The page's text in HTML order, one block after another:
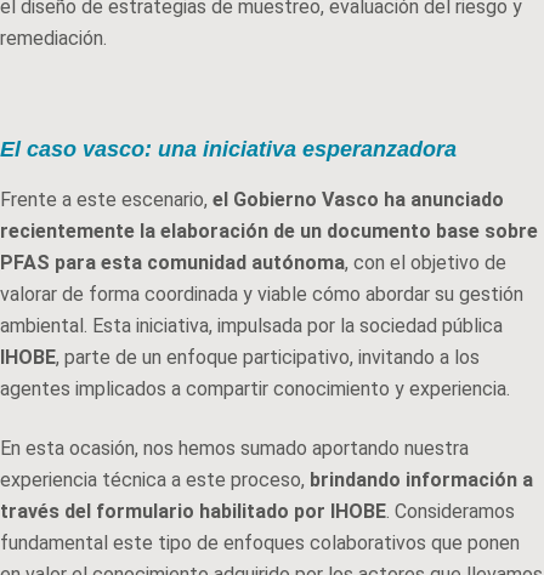
el diseño de estrategias de muestreo, evaluación del riesgo y
remediación.
El caso vasco: una iniciativa esperanzadora
Frente a este escenario, el Gobierno Vasco ha anunciado
recientemente la elaboración de un documento base sobre
PFAS para esta comunidad autónoma, con el objetivo de
valorar de forma coordinada y viable cómo abordar su gestión
ambiental. Esta iniciativa, impulsada por la sociedad pública
IHOBE, parte de un enfoque participativo, invitando a los
agentes implicados a compartir conocimiento y experiencia.
En esta ocasión, nos hemos sumado aportando nuestra
experiencia técnica a este proceso, brindando información a
través del formulario habilitado por IHOBE. Consideramos
fundamental este tipo de enfoques colaborativos que ponen